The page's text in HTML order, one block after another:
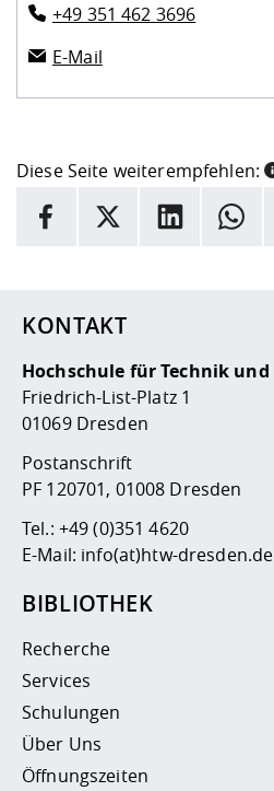
+49 351 462 3696
E-Mail
Diese Seite weiterempfehlen:
INFORMATION
Facebook
X LinkedIn
KONTAKT
Hochschule für Technik
Friedrich-List-Platz 1
01069 Dresden
Postanschrift
PF 120701, 01008 Dresden
Tel.: +49 (0)351 4620
E-Mail: info(at)htw-dresden.de
BIBLIOTHEK
Recherche
Services
Schulungen
Über Uns
Öffnungszeiten